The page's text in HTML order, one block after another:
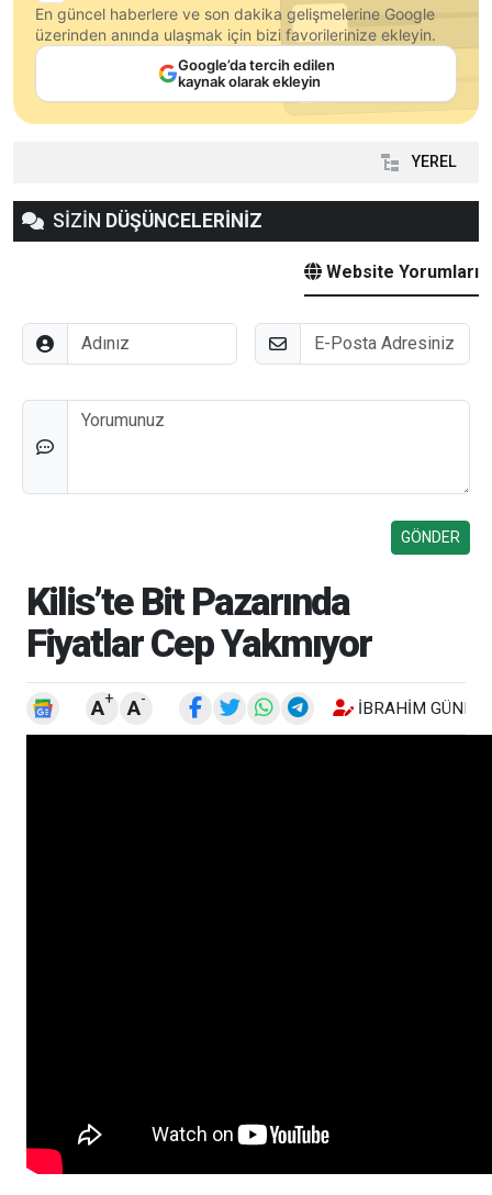
En güncel haberlere ve son dakika gelişmelerine Google
üzerinden anında ulaşmak için bizi favorilerinize ekleyin.
Google’da tercih edilen
kaynak olarak ekleyin
YEREL
SİZİN DÜŞÜNCELERİNİZ
Website Yorumları
Adınız E-Posta
Düşünceleriniz
Kilis’te Bit Pazarında
Fiyatlar Cep Yakmıyor
A+ A- İBRAHIM GÜNEŞ